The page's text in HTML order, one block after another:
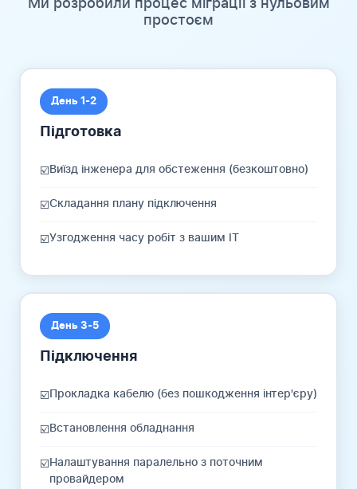
простоєм
День 1-2
Підготовка
☑️Виїзд інженера для обстеження (безкоштовно)
☑️Складання плану підключення
☑️Узгодження часу робіт з вашим IT
День 3-5
Підключення
☑️Прокладка кабелю (без пошкодження інтер'єру)
☑️Встановлення обладнання
☑️Налаштування паралельно з поточним
провайдером